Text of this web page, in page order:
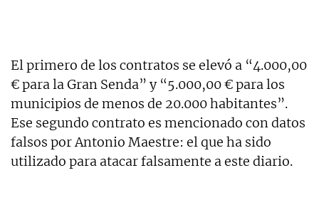
El primero de los contratos se elevó a “4.000,00
€ para la Gran Senda” y “5.000,00 € para los
municipios de menos de 20.000 habitantes”.
Ese segundo contrato es mencionado con datos
falsos por Antonio Maestre: el que ha sido
utilizado para atacar falsamente a este diario.